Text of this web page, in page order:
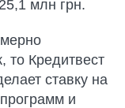
млн грн.
то Кредитвест
ставку на
и